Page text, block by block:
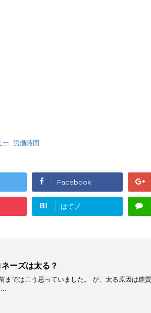
ー, 労働時間
Facebook
B! はてブ
ーズは太る？
まではこう思っていました。 が、太る原因は糖